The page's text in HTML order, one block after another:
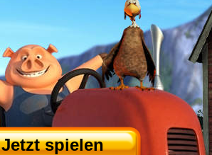
Jetzt spielen